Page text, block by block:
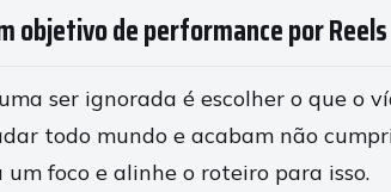
objetivo de performance por Reels
ser ignorada é escolher o que o
todo mundo e acabam não
um foco e alinhe o roteiro para isso.